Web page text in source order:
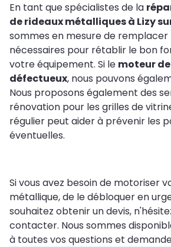
En tant que spécialistes de la
de rideaux métalliques à Lizy
sommes en mesure de remplacer
nécessaires pour rétablir le bon
votre équipement. Si le moteur
défectueux, nous pouvons
Nous proposons également des
rénovation pour les grilles de
régulier peut aider à prévenir les
éventuelles.
Si vous avez besoin de motoriser
métallique, de le débloquer en
souhaitez obtenir un devis,
contacter. Nous sommes
à toutes vos questions et